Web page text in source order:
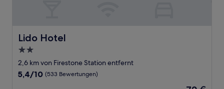
Lido Hotel
Lido Hotel
2.0-
Sterne-
Unterkunft
2,6 km von Firestone Station entfernt
5.4
5,4/10 (533 Bewertungen)